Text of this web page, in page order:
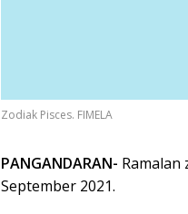
Zodiak Pisces. FIMELA
PANGANDARAN- Ramalan
September 2021.